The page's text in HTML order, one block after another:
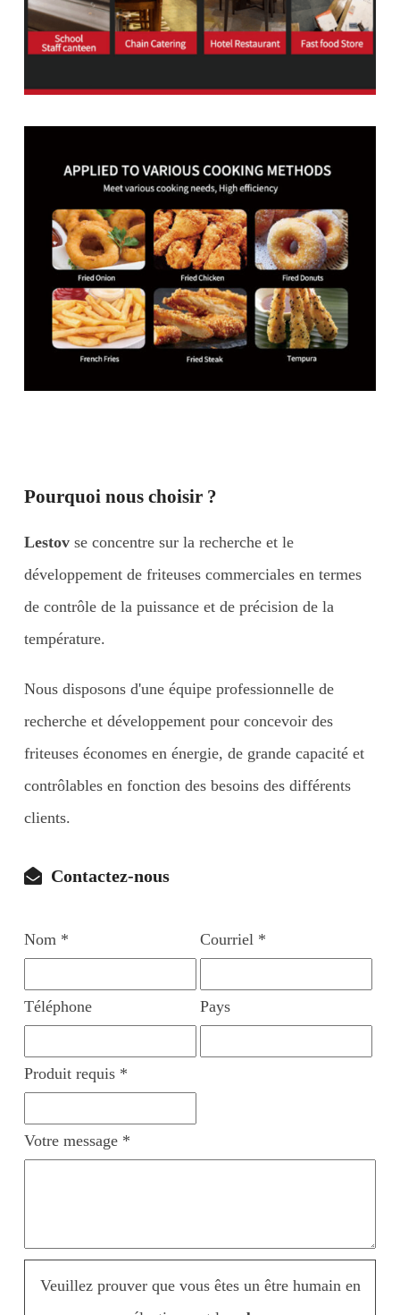
Pourquoi nous choisir ?
Lestovse concentre sur la recherche et le
développement de friteuses commerciales en termes
de contrôle de la puissance et de précision de la
température.
Nous disposons d'une équipe professionnelle de
recherche et développement pour concevoir des
friteuses économes en énergie, de grande capacité et
contrôlables en fonction des besoins des différents
clients.
Contactez-nous
Nom * Courriel *
Téléphone Pays
Produit requis *
Votre message *
Veuillez prouver que vous êtes un être humain en